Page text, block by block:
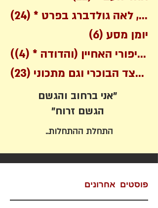
אני ברחוב והגשם"
התחלת ההתחלות..
שירים בכלל, לאה גולדברג בפרט *
(24)
יומן מסע (6)
(מסיפורי האחיין (והדודה *
(4)
על הצד הסורי והצד הבוכרי וגם מתכוני
(23)
פוסטים אחרונים